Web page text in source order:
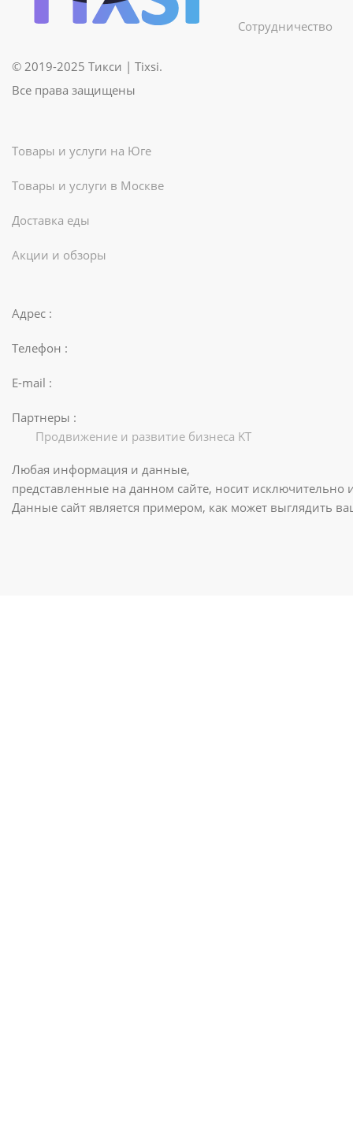
© 2019-2025 Тикси | Tixsi.
Все права защищены
Сотрудничество
Товары и услуги на Юге
Товары и услуги в Москве
Доставка еды
Акции и обзоры
Адрес :
Телефон :
E-mail :
Партнеры :
Продвижение и развитие бизнеса KT
Любая информация и данные,
представленные на данном сайте, носит
Данные сайт является примером, как может выглядить